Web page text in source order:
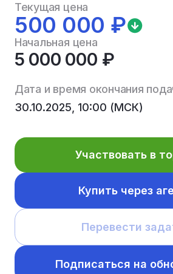
Текущая цена
500 000 ₽
Начальная цена
5 000 000 ₽
Дата и время окончания
30.10.2025, 10:00 (МСК)
Участвовать в
Купить через
Перевести
Подписаться на